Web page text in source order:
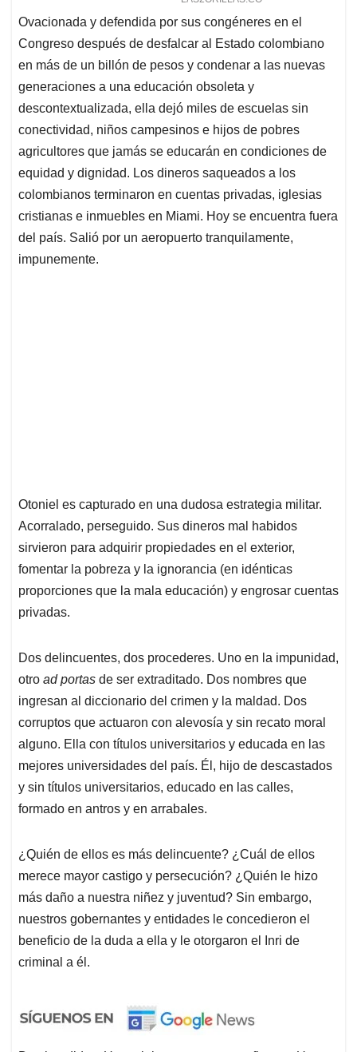
Ovacionada y defendida por sus congéneres en el
Congreso después de desfalcar al Estado colombiano
en más de un billón de pesos y condenar a las nuevas
generaciones a una educación obsoleta y
descontextualizada, ella dejó miles de escuelas sin
conectividad, niños campesinos e hijos de pobres
agricultores que jamás se educarán en condiciones de
equidad y dignidad. Los dineros saqueados a los
colombianos terminaron en cuentas privadas, iglesias
cristianas e inmuebles en Miami. Hoy se encuentra fuera
del país. Salió por un aeropuerto tranquilamente,
impunemente.
Otoniel es capturado en una dudosa estrategia militar.
Acorralado, perseguido. Sus dineros mal habidos
sirvieron para adquirir propiedades en el exterior,
fomentar la pobreza y la ignorancia (en idénticas
proporciones que la mala educación) y engrosar cuentas
privadas.
Dos delincuentes, dos procederes. Uno en la impunidad,
otro ad portas de ser extraditado. Dos nombres que
ingresan al diccionario del crimen y la maldad. Dos
corruptos que actuaron con alevosía y sin recato moral
alguno. Ella con títulos universitarios y educada en las
mejores universidades del país. Él, hijo de descastados
y sin títulos universitarios, educado en las calles,
formado en antros y en arrabales.
¿Quién de ellos es más delincuente? ¿Cuál de ellos
merece mayor castigo y persecución? ¿Quién le hizo
más daño a nuestra niñez y juventud? Sin embargo,
nuestros gobernantes y entidades le concedieron el
beneficio de la duda a ella y le otorgaron el Inri de
criminal a él.